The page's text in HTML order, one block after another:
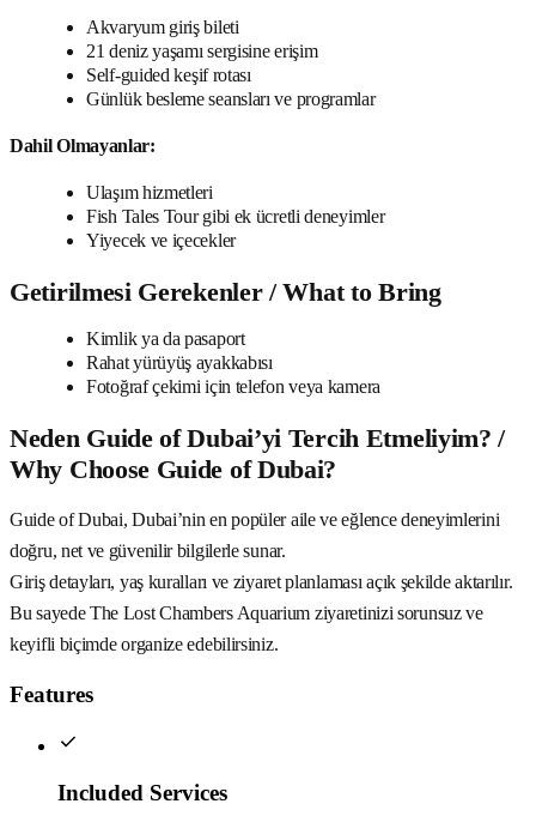
Akvaryum giriş bileti
21 deniz yaşamı sergisine erişim
Self-guided keşif rotası
Günlük besleme seansları ve programlar
Dahil Olmayanlar:
Ulaşım hizmetleri
Fish Tales Tour gibi ek ücretli deneyimler
Yiyecek ve içecekler
Getirilmesi Gerekenler / What to Bring
Kimlik ya da pasaport
Rahat yürüyüş ayakkabısı
Fotoğraf çekimi için telefon veya kamera
Neden Guide of Dubai’yi Tercih Etmeliyim? /
Why Choose Guide of Dubai?
Guide of Dubai, Dubai’nin en popüler aile ve eğlence deneyimlerini
doğru, net ve güvenilir bilgilerle sunar.
Giriş detayları, yaş kuralları ve ziyaret planlaması açık şekilde aktarılır.
Bu sayede The Lost Chambers Aquarium ziyaretinizi sorunsuz ve
keyifli biçimde organize edebilirsiniz.
Features
Included Services